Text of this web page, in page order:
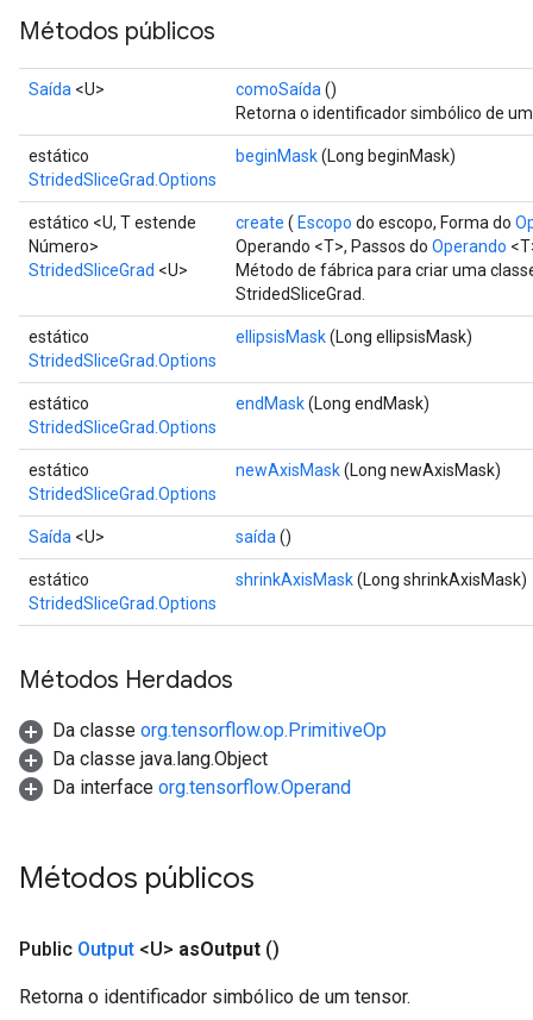
Métodos públicos
Saída <U> comoSaída ()
Retorna o identificador simbólico de
estático
StridedSliceGrad.Options
beginMask(Long beginMask)
estático <U, T estende
Número>
StridedSliceGrad <U>
create ( Escopo do escopo, Forma do
Operando <T>, Passos do Operando
Método de fábrica para criar uma
StridedSliceGrad.
estático
StridedSliceGrad.Options
ellipsisMask(Long ellipsisMask)
estático
StridedSliceGrad.Options
endMask(Long endMask)
estático
StridedSliceGrad.Options
newAxisMask(Long newAxisMask)
Saída <U> saída ()
estático
StridedSliceGrad.Options
shrinkAxisMask(Long shrinkAxisMask)
Métodos Herdados
Da classe org.tensorflow.op.PrimitiveOp
Da classe java.lang.Object
Da interface org.tensorflow.Operand
Métodos públicos
Public Output <U> asOutput ()
Retorna o identificador simbólico de um tensor.